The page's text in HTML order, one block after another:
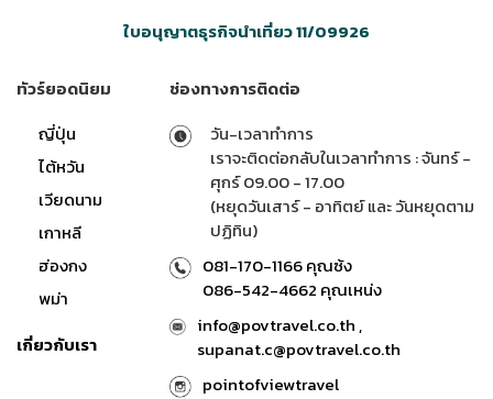
ใบอนุญาตธุรกิจนำเที่ยว 11/09926
ทัวร์ยอดนิยม
ญี่ปุ่น
ไต้หวัน
เวียดนาม
เกาหลี
ฮ่องกง
พม่า
เกี่ยวกับเรา
ช่องทางการติดต่อ
วัน-เวลาทำการ
เราจะติดต่อกลับในเวลาทำการ : จันทร์ -
ศุกร์ 09.00 - 17.00
(หยุดวันเสาร์ - อาทิตย์ และ วันหยุดตาม
ปฏิทิน)
081-170-1166 คุณซ้ง
086-542-4662 คุณเหน่ง
info@povtravel.co.th ,
supanat.c@povtravel.co.th
pointofviewtravel